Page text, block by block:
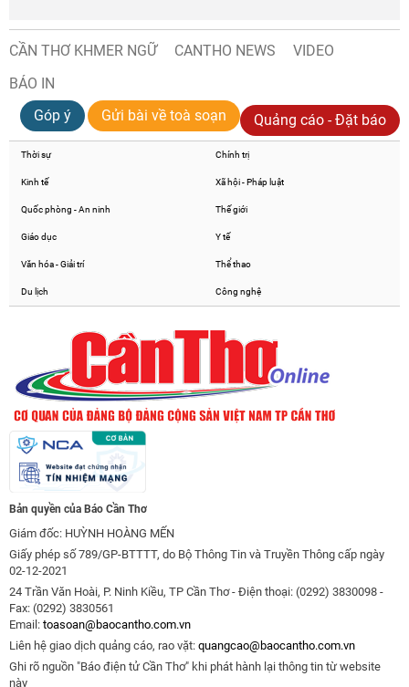
CẦN THƠ KHMER NGỮ CANTHO NEWS
VIDEO
BÁO IN
Góp ý
Gửi bài về toà soạn Quảng cáo - Đặt báo
Thời sự Chính trị
Kinh tế Xã hội - Pháp luật
Quốc phòng - An ninh Thế giới
Giáo dục Y tế
Văn hóa - Giải trí Thể thao
Du lịch Công nghệ
Bản quyền của Báo Cần Thơ
Giám đốc: HUỲNH HOÀNG MẾN
Giấy phép số 789/GP-BTTTT, do Bộ Thông Tin và Truyền Thông cấp ngày
02-12-2021
24 Trần Văn Hoài, P. Ninh Kiều, TP Cần Thơ - Điện thoại: (0292) 3830098 -
Fax: (0292) 3830561
Email: toasoan@baocantho.com.vn
Liên hệ giao dịch quảng cáo, rao vặt: quangcao@baocantho.com.vn
Ghi rõ nguồn "Báo điện tử Cần Thơ" khi phát hành lại thông tin từ website
này